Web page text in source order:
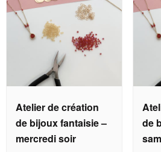
Atelier de création
de bijoux fantaisie –
mercredi soir
de